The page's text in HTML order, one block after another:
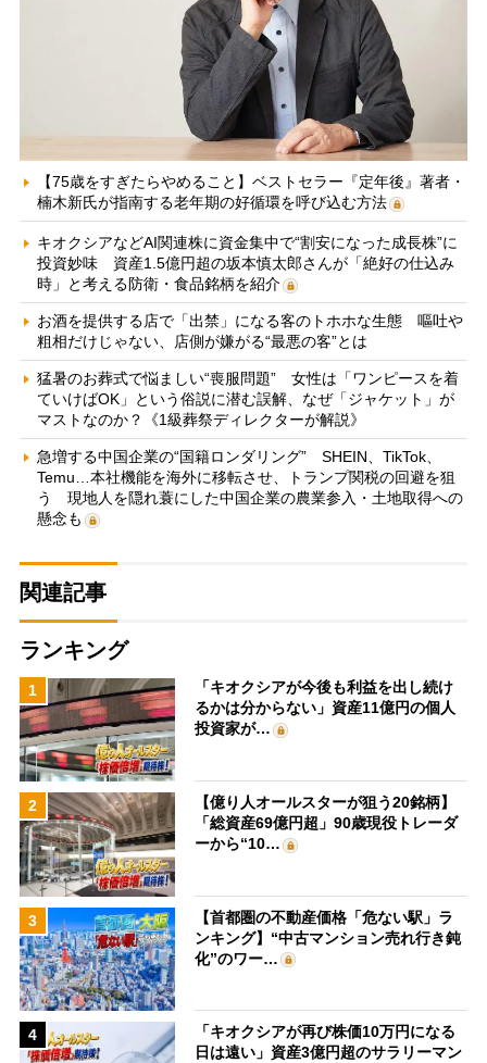
【75歳をすぎたらやめること】ベストセラー『定年後』著者・
楠木新氏が指南する老年期の好循環を呼び込む方法
キオクシアなどAI関連株に資金集中で“割安になった成長株”に
投資妙味 資産1.5億円超の坂本慎太郎さんが「絶好の仕込み
時」と考える防衛・食品銘柄を紹介
お酒を提供する店で「出禁」になる客のトホホな生態 嘔吐や
粗相だけじゃない、店側が嫌がる“最悪の客”とは
猛暑のお葬式で悩ましい“喪服問題” 女性は「ワンピースを着
ていけばOK」という俗説に潜む誤解、なぜ「ジャケット」が
マストなのか？《1級葬祭ディレクターが解説》
急増する中国企業の“国籍ロンダリング” SHEIN、TikTok、
Temu…本社機能を海外に移転させ、トランプ関税の回避を狙
う 現地人を隠れ蓑にした中国企業の農業参入・土地取得への
懸念も
関連記事
ランキング
1
「キオクシアが今後も利益を出し続け
るかは分からない」資産11億円の個人
投資家が…
2
【億り人オールスターが狙う20銘柄】
「総資産69億円超」90歳現役トレーダ
ーから“10…
3
【首都圏の不動産価格「危ない駅」ラ
ンキング】“中古マンション売れ行き鈍
化”のワー…
4
「キオクシアが再び株価10万円になる
日は遠い」資産3億円超のサラリーマン